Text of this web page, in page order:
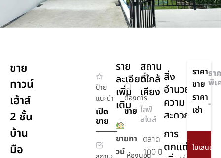
ขาย
ทาวน์
เฮ้าส์
2 ชั้น
บ้าน
มือ
ป้าย
แนะนำ
เปิด
ขาย
ต้องการ
ขาย
ห้องนอน
ราย
ละเอียด
เพิ่ม
เติม
ขายทา
วน์
สถาน
ที่ใกล้
เคียง
ไลฟ์
สไตล์
ตลาด
100 ปี
6.3
สิ่ง
อำนวย
ความ
สะดวก
การ
ตกแต่ง
ราคา
ขาย
รา
พิเ
ราคา
เช่า
-